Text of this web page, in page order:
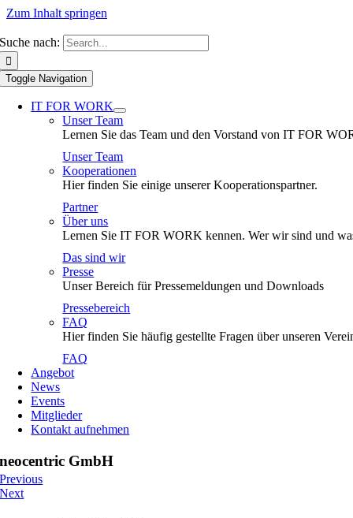
Zum Inhalt springen
Suche nach:
Toggle Navigation
IT FOR WORK
Unser Team
Lernen Sie das Team und den Vorstand von IT FOR
Unser Team
Kooperationen
Hier finden Sie einige unserer Kooperationspartner.
Partner
Über uns
Lernen Sie IT FOR WORK kennen. Wer wir sind und
Das sind wir
Presse
Unser Bereich für Pressemeldungen und Downloads
Pressebereich
FAQ
Hier finden Sie häufig gestellte Fragen über unseren
FAQ
Angebot
News
Events
Mitglieder
Kontakt aufnehmen
neocentric GmbH
Previous
Next